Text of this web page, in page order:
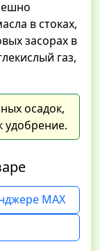
в стоках,
засорах в
газ,
осадок,
удобрение.
MAX